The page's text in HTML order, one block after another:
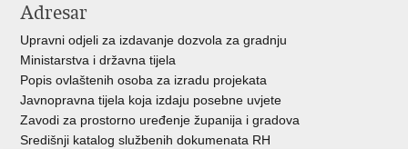
Adresar
Upravni odjeli za izdavanje dozvola za gradnju
Ministarstva i državna tijela
Popis ovlaštenih osoba za izradu projekata
Javnopravna tijela koja izdaju posebne uvjete
Zavodi za prostorno uređenje županija i gradova
Središnji katalog službenih dokumenata RH